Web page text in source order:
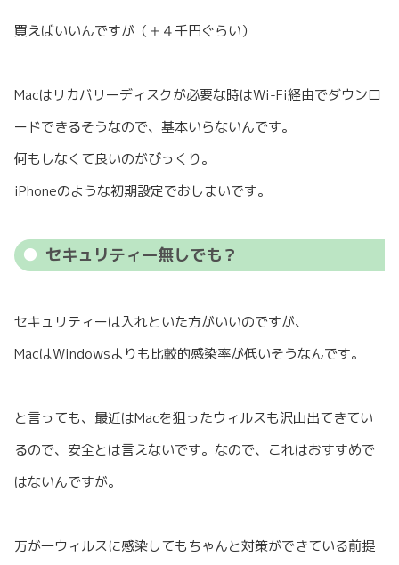
買えばいいんですが（＋４千円ぐらい）
Macはリカバリーディスクが必要な時はWi-Fi経由でダウンロ
ードできるそうなので、基本いらないんです。
何もしなくて良いのがびっくり。
iPhoneのような初期設定でおしまいです。
セキュリティー無しでも？
セキュリティーは入れといた方がいいのですが、
MacはWindowsよりも比較的感染率が低いそうなんです。
と言っても、最近はMacを狙ったウィルスも沢山出てきてい
るので、安全とは言えないです。なので、これはおすすめで
はないんですが。
万が一ウィルスに感染してもちゃんと対策ができている前提